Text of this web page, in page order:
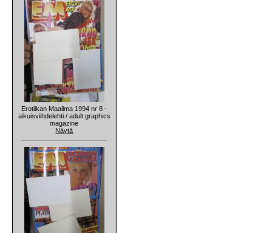
Erotiikan Maailma 1994 nr 8 -
aikuisviihdelehti / adult graphics
magazine
Näytä